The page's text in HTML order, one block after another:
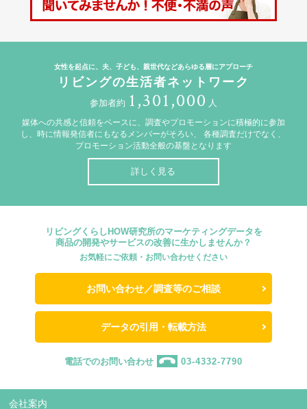
女性を起点に、夫、子ども、親世代などあらゆる層にアプローチ
リビングの生活者ネットワーク
参加者約 1,301,000 人
媒体への共感と信頼をベースに、調査やプロモーションに積極的に参加
し、時に情報発信者にもなるメンバーがそろい、
各種調査だけでなく、
プロモーション活動全般の基盤となります
詳しく見る
リビングくらしHOW研究所のマーケティングデータを
商品の開発やサービスの改善に生かしませんか？
お気軽にご依頼・お問い合わせください
お問い合わせ／調査等のご相談
データの引用・転載方法
電話でのお問い合わせ 03-4332-7790
会社案内